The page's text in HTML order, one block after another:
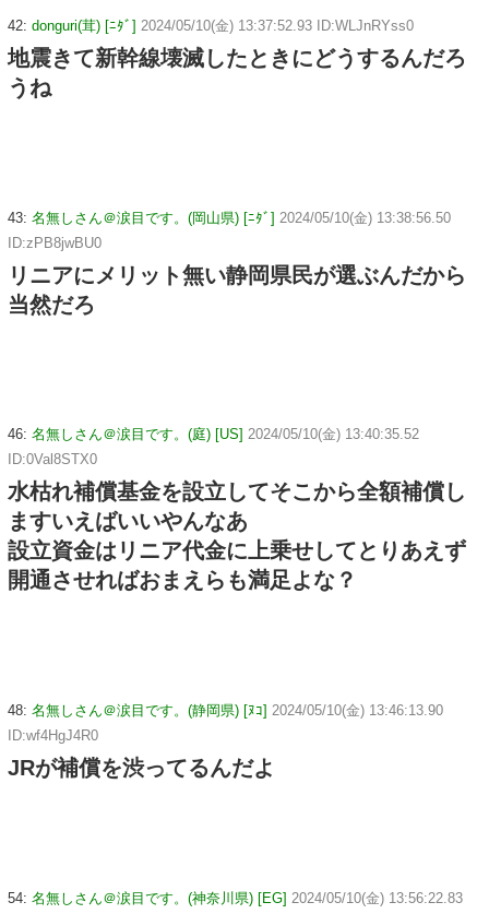
42: donguri(茸) [ﾆﾀﾞ] 2024/05/10(金) 13:37:52.93 ID:WLJnRYss0
地震きて新幹線壊滅したときにどうするんだろ
うね
43: 名無しさん＠涙目です。(岡山県) [ﾆﾀﾞ] 2024/05/10(金) 13:38:56.50
ID:zPB8jwBU0
リニアにメリット無い静岡県民が選ぶんだから
当然だろ
46: 名無しさん＠涙目です。(庭) [US] 2024/05/10(金) 13:40:35.52
ID:0Val8STX0
水枯れ補償基金を設立してそこから全額補償し
ますいえばいいやんなあ
設立資金はリニア代金に上乗せしてとりあえず
開通させればおまえらも満足よな？
48: 名無しさん＠涙目です。(静岡県) [ﾇｺ] 2024/05/10(金) 13:46:13.90
ID:wf4HgJ4R0
JRが補償を渋ってるんだよ
54: 名無しさん＠涙目です。(神奈川県) [EG] 2024/05/10(金) 13:56:22.83